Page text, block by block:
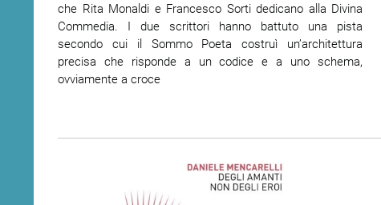
che Rita Monaldi e Francesco Sorti dedicano alla Divina
Commedia. I due scrittori hanno battuto una pista
secondo cui il Sommo Poeta costruì un’architettura
precisa che risponde a un codice e a uno schema,
ovviamente a croce